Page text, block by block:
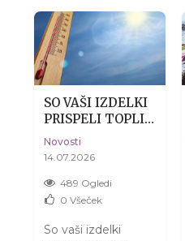
SO VAŠI IZDELKI
PRISPELI TOPLI?
BREZ SKRBI, TO
JE POVSEM
Novosti
14.07.2026
489 Ogledi
0 Všeček
So vaši izdelki